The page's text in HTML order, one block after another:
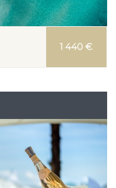
1 440 €